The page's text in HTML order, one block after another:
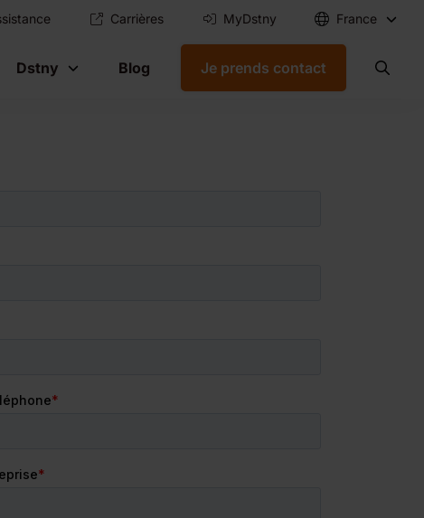
Carrières MyDstny France
Dstny Blog Je prends contact